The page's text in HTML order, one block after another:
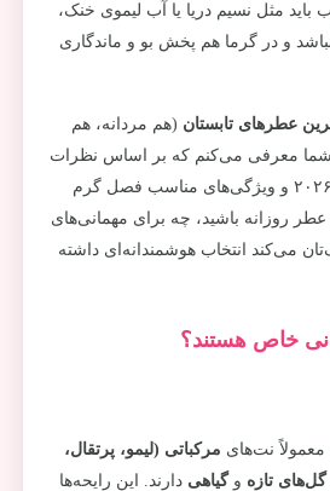
باید مثل نسیم دریا یا آب لیموی خنک،
و در گرما هم پخش بو و ماندگاری
(هم مردانه، هم
شما معرفی می‌کنم که بر اساس نظرات
کاربران، ترندهای ۲۰۲۵-۲۰۲۶ و ویژگی‌های مناسب فصل گرم
عطر روزانه باشید، چه برای مهمانی‌های
می‌کند انتخاب هوشمندانه‌ای داشته
خاص هستند؟
نت‌های مرکباتی (لیمو، پرتقال،
گل‌های تازه وگیاهی دارند. این رایحه‌ها